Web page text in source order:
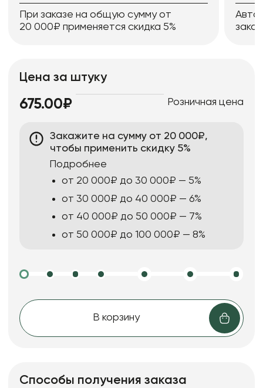
При заказе на общую сумму от
20 000₽ применяется скидка 5%
Цена за штуку
675.00₽ Розничная цена
Закажите на сумму от 20 000₽,
чтобы применить скидку 5%
Подробнее
от 20 000₽ до 30 000₽ — 5%
от 30 000₽ до 40 000₽ — 6%
от 40 000₽ до 50 000₽ — 7%
от 50 000₽ до 100 000₽ — 8%
В корзину
Способы получения заказа